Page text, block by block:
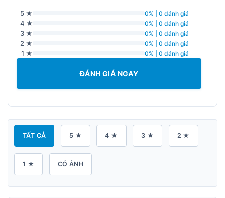
5 ★ 0% | 0 đánh giá
4 ★ 0% | 0 đánh giá
3 ★ 0% | 0 đánh giá
2 ★ 0% | 0 đánh giá
1 ★ 0% | 0 đánh giá
ĐÁNH GIÁ NGAY
TẤT CẢ 5 ★ 4 ★ 3 ★ 2 ★
1 ★ CÓ ẢNH